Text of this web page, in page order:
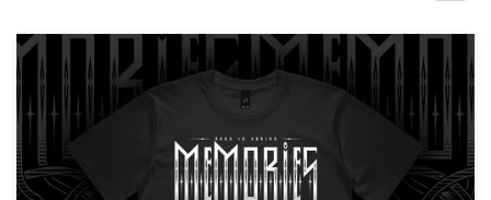
Vind een designer
Ontdek inspiratie
99designs Studio